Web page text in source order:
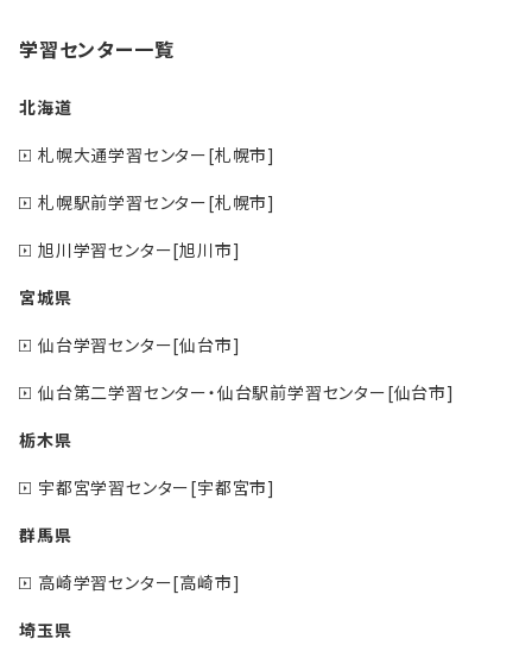
学習センター一覧
北海道
札幌大通学習センター[札幌市]
札幌駅前学習センター[札幌市]
旭川学習センター[旭川市]
宮城県
仙台学習センター[仙台市]
仙台第二学習センター・仙台駅前学習センター[仙台市]
栃木県
宇都宮学習センター[宇都宮市]
群馬県
高崎学習センター[高崎市]
埼玉県